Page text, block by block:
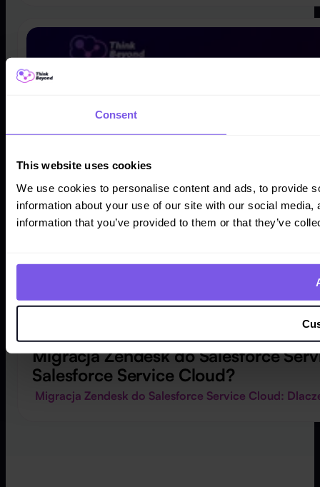
Consent
This website uses cookies
We use cookies to personalise content and ads, to provide
information about your use of our site with our social
information that you’ve provided to them or that they’ve
2025-02-06
Migracja Zendesk do Salesforce
Salesforce Service Cloud?
Migracja Zendesk do Salesforce Service Cloud: